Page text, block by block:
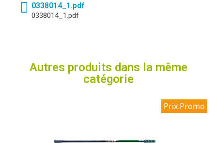
0338014_1.pdf
0338014_1.pdf
Autres produits dans la même
catégorie
Prix Promo